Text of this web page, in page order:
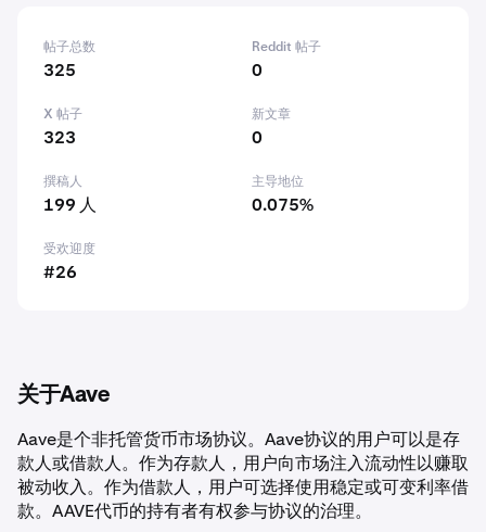
帖子总数
325
Reddit 帖子
0
X 帖子
323
新文章
0
撰稿人
199 人
主导地位
0.075%
受欢迎度
#26
关于Aave
Aave是个非托管货币市场协议。Aave协议的用户可以是存
款人或借款人。作为存款人，用户向市场注入流动性以赚取
被动收入。作为借款人，用户可选择使用稳定或可变利率借
款。AAVE代币的持有者有权参与协议的治理。